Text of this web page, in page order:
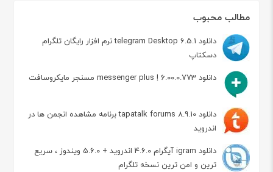
مطالب محبوب
دانلود telegram Desktop 6.5.1 نرم افزار رایگان تلگرام
دسکتاپ
دانلود messenger plus ! 6.00.0.773 مسنجر مایکروسافت
دانلود tapatalk forums 8.9.10 برنامه مشاهده انجمن ها در
اندروید
دانلود igram آیگرام 4.6.0 اندروید + 5.6.0 ویندوز ، سریع
ترین و امن ترین نسخه تلگرام